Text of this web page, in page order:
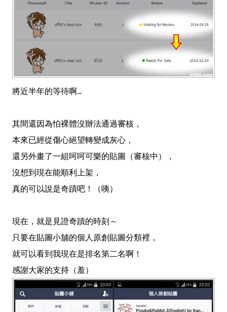
將近半年的等待啊...
其間還因為怕裸體沒辦法通過審核，
本來已經從傷心絕望轉變成灰心，
還另外畫了一組呵呵可樂的貼圖（審核中），
沒想到現在能順利上架，
真的可以說是奇蹟吧！（咦）
現在，就是見證奇蹟的時刻～
只要在貼圖小舖的個人原創貼圖分類裡，
就可以看到我現在是排名第二名啊！
感謝大家的支持（羞）